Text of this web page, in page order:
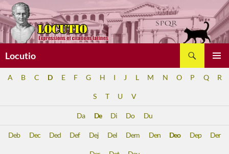
Aller
au
contenu
Locutio
A B C D E F G H I J L M N O P Q R
S T U V
Da De Di Do Du
Deb Dec Ded Def Dej Del Dem Den Deo Dep Der